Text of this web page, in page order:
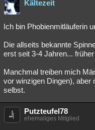
Kältezeit
Ich bin Phobienmitläuferin
Die allseits bekannte
erst seit 3-4 Jahren...
Manchmal treiben mich
vor winzigen Dingen),
selbst.
Putzteufel78
ehemaliges Mitglied